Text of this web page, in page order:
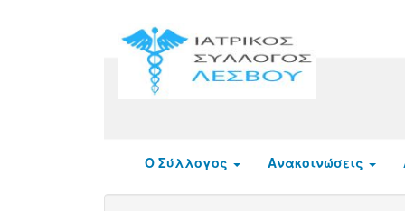
Ο Σύλλογος Ανακοινώσεις